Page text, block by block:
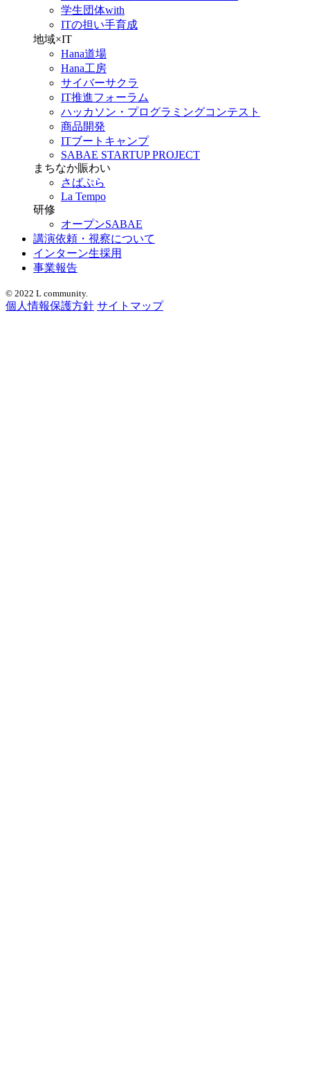
学生団体with
ITの担い手育成
地域×IT
Hana道場
Hana工房
サイバーサクラ
IT推進フォーラム
ハッカソン・プログラミングコンテスト
商品開発
ITブートキャンプ
SABAE STARTUP PROJECT
まちなか賑わい
さばぷら
La Tempo
研修
オープンSABAE
講演依頼・視察について
インターン生採用
事業報告
© 2022 L community.
個人情報保護方針 サイトマップ